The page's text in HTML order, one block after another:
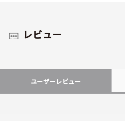
レビュー
ユーザーレビュー